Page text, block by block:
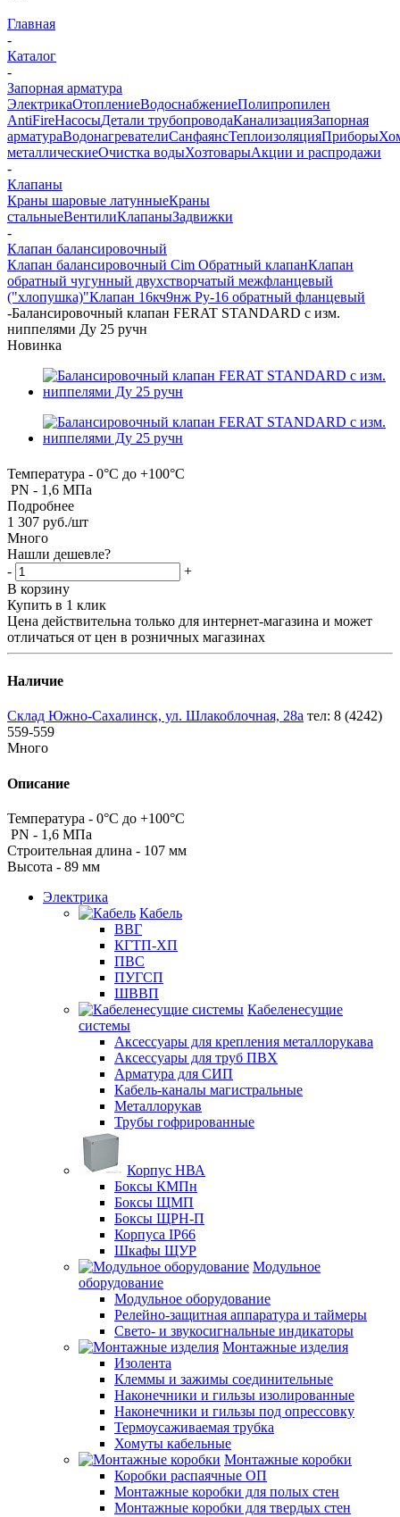
Главная
-
Каталог
-
Запорная арматура
ЭлектрикаОтоплениеВодоснабжениеПолипропилен
AntiFireНасосыДетали трубопроводаКанализацияЗапорная
арматураВодонагревателиСанфаянсТеплоизоляцияПриборы
металлическиеОчистка водыХозтоварыАкции и распродажи
-
Клапаны
Краны шаровые латунныеКраны
стальныеВентилиКлапаныЗадвижки
-
Клапан балансировочный
Клапан балансировочный Cim Обратный клапанКлапан
обратный чугунный двухстворчатый межфланцевый
("хлопушка)"Клапан 16кч9нж Ру-16 обратный фланцевый
-Балансировочный клапан FERAT STANDARD с изм.
ниппелями Ду 25 ручн
Новинка
Температура - 0°С до +100°С
PN - 1,6 МПа
Подробнее
1 307 руб./шт
Много
Нашли дешевле?
-
+
В корзину
Купить в 1 клик
Цена действительна только для интернет-магазина и может
отличаться от цен в розничных магазинах
Наличие
Склад Южно-Сахалинск, ул. Шлакоблочная, 28а тел: 8 (4242)
559-559
Много
Описание
Температура - 0°С до +100°С
PN - 1,6 МПа
Строительная длина - 107 мм
Высота - 89 мм
Электрика
Кабель
ВВГ
КГТП-ХП
ПВС
ПУГСП
ШВВП
Кабеленесущие
системы
Аксессуары для крепления металлорукава
Аксессуары для труб ПВХ
Арматура для СИП
Кабель-каналы магистральные
Металлорукав
Трубы гофрированные
Корпус НВА
Боксы КМПн
Боксы ЩМП
Боксы ЩРН-П
Корпуса IP66
Шкафы ЩУР
Модульное
оборудование
Модульное оборудование
Релейно-защитная аппаратура и таймеры
Свето- и звукосигнальные индикаторы
Монтажные изделия
Изолента
Клеммы и зажимы соединительные
Наконечники и гильзы изолированные
Наконечники и гильзы под опрессовку
Термоусаживаемая трубка
Хомуты кабельные
Монтажные коробки
Коробки распаячные ОП
Монтажные коробки для полых стен
Монтажные коробки для твердых стен